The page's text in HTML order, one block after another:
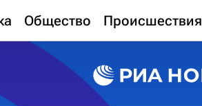
Общество Происшествия